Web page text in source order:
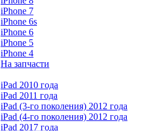
iPhone 7
iPhone 6s
iPhone 6
iPhone 5
iPhone 4
На запчасти
iPad 2010 года
iPad 2011 года
iPad (3-го поколения) 2012 года
iPad (4-го поколения) 2012 года
iPad 2017 года